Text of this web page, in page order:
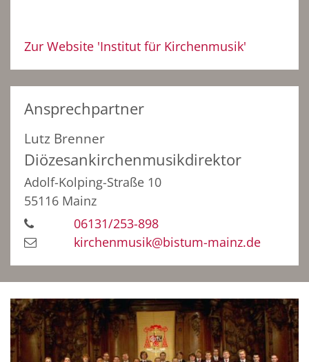
Zur Website 'Institut für Kirchenmusik'
Ansprechpartner
Lutz Brenner
Diözesankirchenmusikdirektor
Adolf-Kolping-Straße 10
55116 Mainz
06131/253-898
kirchenmusik@bistum-mainz.de